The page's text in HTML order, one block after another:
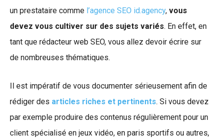
un prestataire comme l’agence SEO id.agency, vous
devez vous cultiver sur des sujets variés. En effet, en
tant que rédacteur web SEO, vous allez devoir écrire sur
de nombreuses thématiques.
Il est impératif de vous documenter sérieusement afin de
rédiger des articles riches et pertinents. Si vous devez
par exemple produire des contenus régulièrement pour un
client spécialisé en jeux vidéo, en paris sportifs ou autres,